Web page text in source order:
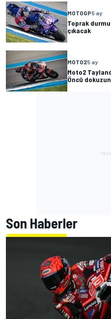
MOTOGP5 ay
Toprak
çıkacak
MOTO25 ay
Moto2
Öncü
Son Haberler